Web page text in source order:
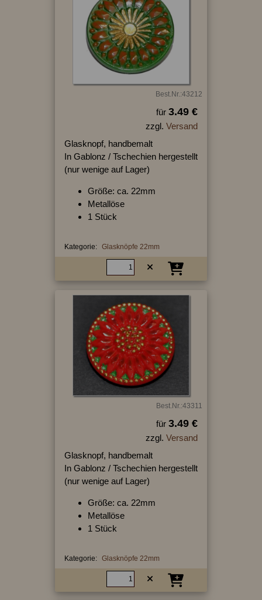
Best.Nr.:43212
für 3.49 €
zzgl. Versand
Glasknopf, handbemalt
In Gablonz / Tschechien hergestellt
(nur wenige auf Lager)
Größe: ca. 22mm
Metallöse
1 Stück
Kategorie: Glasknöpfe 22mm
Best.Nr.:43311
für 3.49 €
zzgl. Versand
Glasknopf, handbemalt
In Gablonz / Tschechien hergestellt
(nur wenige auf Lager)
Größe: ca. 22mm
Metallöse
1 Stück
Kategorie: Glasknöpfe 22mm